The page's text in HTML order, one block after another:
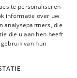
te personaliseren
informatie over uw
analysepartners, die
die u aan hen heeft
van hun